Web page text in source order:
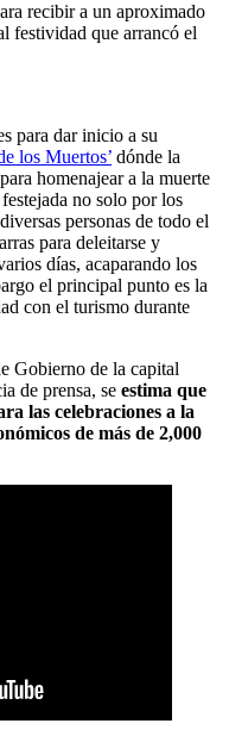
recibir a un aproximado
festividad que arrancó el
para dar inicio a su
los Muertos’ dónde la
homenajear a la muerte
no solo por los
personas de todo el
para deleitarse y
días, acaparando los
el principal punto es la
con el turismo durante
Gobierno de la capital
de prensa, se estima que
las celebraciones a la
de más de 2,000